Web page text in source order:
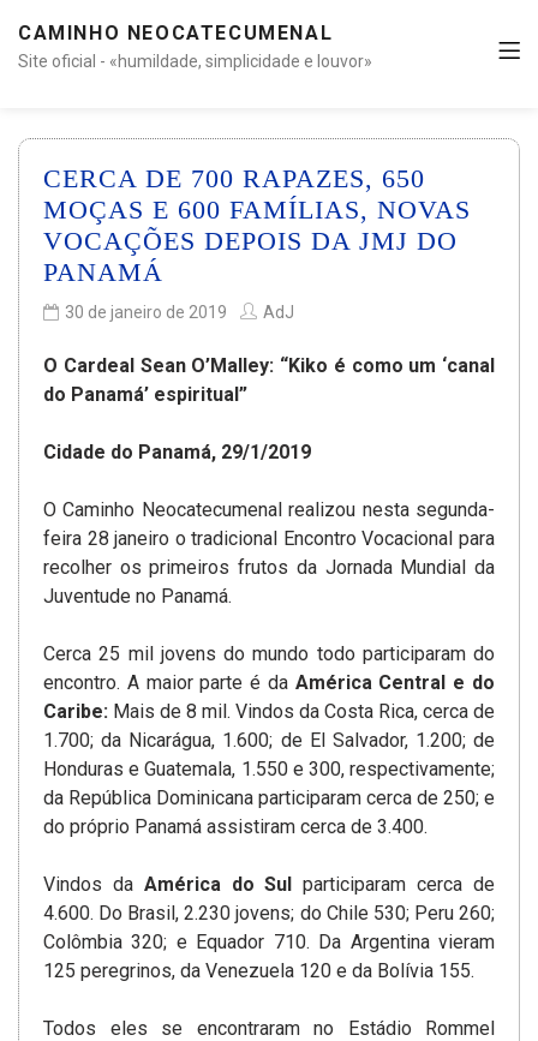
CAMINHO NEOCATECUMENAL
Site oficial - «humildade, simplicidade e louvor»
CERCA DE 700 RAPAZES, 650
MOÇAS E 600 FAMÍLIAS, NOVAS
VOCAÇÕES DEPOIS DA JMJ DO
PANAMÁ
30 de janeiro de 2019 AdJ
O Cardeal Sean O’Malley: “Kiko é como um ‘canal
do Panamá’ espiritual”
Cidade do Panamá, 29/1/2019
O Caminho Neocatecumenal realizou nesta segunda-
feira 28 janeiro o tradicional Encontro Vocacional para
recolher os primeiros frutos da Jornada Mundial da
Juventude no Panamá.
Cerca 25 mil jovens do mundo todo participaram do
encontro. A maior parte é da América Central e do
Caribe: Mais de 8 mil. Vindos da Costa Rica, cerca de
1.700; da Nicarágua, 1.600; de El Salvador, 1.200; de
Honduras e Guatemala, 1.550 e 300, respectivamente;
da República Dominicana participaram cerca de 250; e
do próprio Panamá assistiram cerca de 3.400.
Vindos da América do Sul participaram cerca de
4.600. Do Brasil, 2.230 jovens; do Chile 530; Peru 260;
Colômbia 320; e Equador 710. Da Argentina vieram
125 peregrinos, da Venezuela 120 e da Bolívia 155.
Todos eles se encontraram no Estádio Rommel